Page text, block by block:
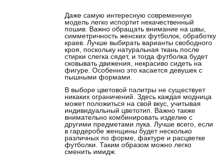
Даже самую интересную современную
модель легко испортит некачественный
пошив. Важно обращать внимание на швы,
симметричность женских футболок, обработку
краев. Лучше выбирать варианты свободного
кроя, поскольку натуральная ткань после
стирки слегка сядет, и тогда футболка будет
сковывать движения, некрасиво сидеть на
фигуре. Особенно это касается девушек с
пышными формами.
В выборе цветовой палитры не существует
никаких ограничений. Здесь каждая модница
может положиться на свой вкус, учитывая
индивидуальный цветотип. Важно также
внимательно комбинировать изделие с
другими предметами лука. Лучше всего, если
в гардеробе женщины будет несколько
различных по форме, фактуре и расцветке
футболки. Таким образом можно легко
сменить имидж.